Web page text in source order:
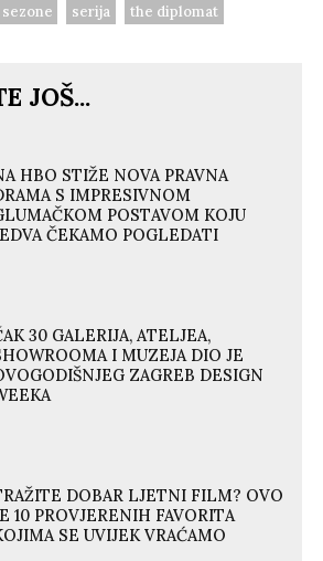
serija the diplomat
JOŠ...
HBO STIŽE NOVA PRAVNA
S IMPRESIVNOM
POSTAVOM KOJU
ČEKAMO POGLEDATI
30 GALERIJA, ATELJEA,
I MUZEJA DIO JE
ZAGREB DESIGN
DOBAR LJETNI FILM? OVO
10 PROVJERENIH FAVORITA
SE UVIJEK VRAĆAMO